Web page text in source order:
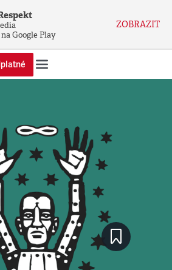
Google Play
ZOBRAZIT